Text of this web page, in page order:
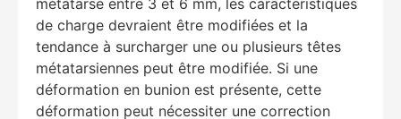
de charge devraient être modifiées et la
tendance à surcharger une ou plusieurs têtes
métatarsiennes peut être modifiée. Si une
déformation en bunion est présente, cette
déformation peut nécessiter une correction